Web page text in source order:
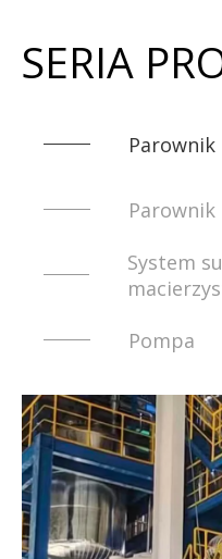
SERIA
Parownik
Parownik
System
Pompa
Wirówka